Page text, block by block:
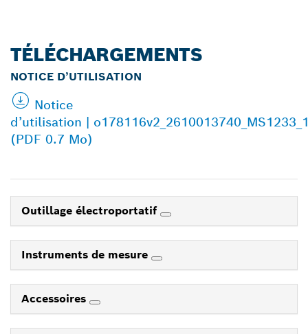
TÉLÉCHARGEMENTS
NOTICE D’UTILISATION
Notice
d’utilisation |
(PDF 0.7 Mo)
Outillage électroportatif
Instruments de mesure
Accessoires